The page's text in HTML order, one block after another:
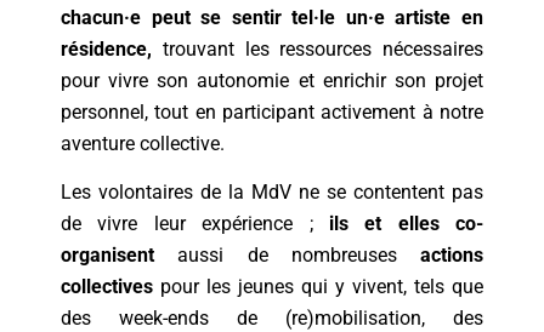
chacun·e peut se sentir tel·le un·e artiste en
résidence, trouvant les ressources nécessaires
pour vivre son autonomie et enrichir son projet
personnel, tout en participant activement à notre
aventure collective.
Les volontaires de la MdV ne se contentent pas
de vivre leur expérience ; ils et elles co-
organisent aussi de nombreuses actions
collectives pour les jeunes qui y vivent, tels que
des week-ends de (re)mobilisation, des